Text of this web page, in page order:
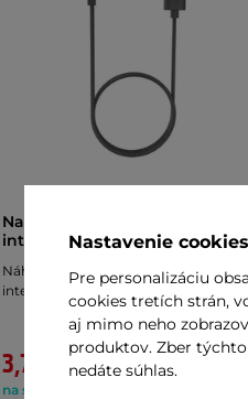
Nabíjací kábel inSPORTline pre
inteligentné hodinky AKCIA
Náhradný nabíjací kábel pre vybrané
inteligentné hodinky inSPORTline.
3,70 € 4,70 €
na sklade – 11.8. u Vás
Nastavenie cookies
Pre personalizáciu
cookies tretích strán,
aj mimo neho
produktov. Zber
nedáte súhlas.